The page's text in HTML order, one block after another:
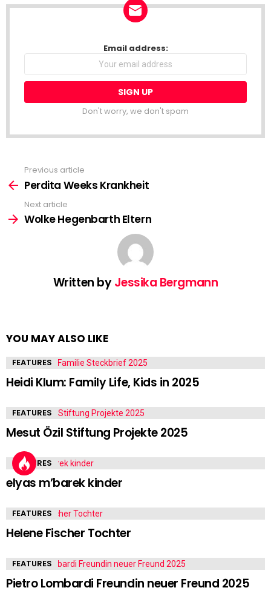
NEWSLETTER Email address:
Don't worry, we don't spam
more
Previous article
Perdita Weeks Krankheit
Next article
Wolke Hegenbarth Eltern
Written byJessika Bergmann
YOU MAY ALSO LIKE
FEATURES
Heidi Klum: Family Life, Kids in 2025
FEATURES
Mesut Özil Stiftung Projekte 2025
FEATURES
elyas m’barek kinder
FEATURES
Helene Fischer Tochter
FEATURES
Pietro Lombardi Freundin neuer Freund 2025